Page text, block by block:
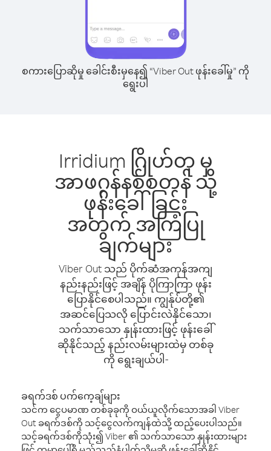
စကားပြောဆိုမှု ခေါင်းစီးမှနေ၍ “Viber Out ဖုန်းခေါ်မှု” ကို
ရွေးပါ
Irridium ဂြိုဟ်တု မှ
အာဖဂ္ဂန်နစ်စတန် သို့
ဖုန်းခေါ်ခြင်း
အတွက် အကြံပြု
ချက်များ
Viber Out သည် ပိုက်ဆံအကုန်အကျ
နည်းနည်းဖြင့် အချိန် ပိုကြာကြာ ဖုန်း
ပြောနိုင်စေပါသည်။ ကျွန်ုပ်တို့၏
အဆင်ပြေသလို ပြောင်းလဲနိုင်သော၊
သက်သာသော နှုန်းထားဖြင့် ဖုန်းခေါ်
ဆိုနိုင်သည့် နည်းလမ်းများထဲမှ တစ်ခု
ကို ရွေးချယ်ပါ-
ခရက်ဒစ် ပက်ကေ့ချ်များ
သင်က ငွေပမာဏ တစ်ခုခုကို ဝယ်ယူလိုက်သောအခါ Viber
Out ခရက်ဒစ်ကို သင့်ငွေလက်ကျန်ထဲသို့ ထည့်ပေးပါသည်။
သင့်ခရက်ဒစ်ကိုသုံး၍ Viber ၏ သက်သာသော နှုန်းထားများ